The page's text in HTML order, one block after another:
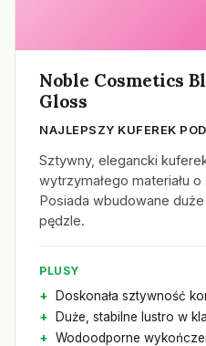
Noble Cosmetics
Gloss
NAJLEPSZY KUFEREK
Sztywny, elegancki
wytrzymałego materiału
Posiada wbudowane
pędzle.
PLUSY
Doskonała sztywność
Duże, stabilne lustro w
Wodoodporne